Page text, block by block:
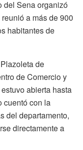
del Sena organizó
a más de 900
habitantes de
de
de Comercio y
abierta hasta
cuentó con la
del departamento,
directamente a